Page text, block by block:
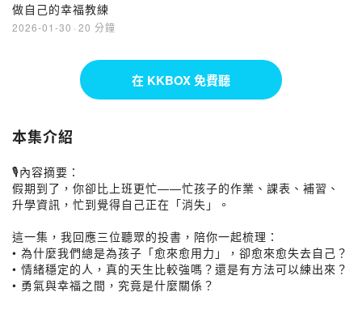
做自己的幸福教練
2026-01-30 · 20 分鐘
在 KKBOX 免費聽
本集介紹
🎙內容摘要：
假期到了，你卻比上班更忙——忙孩子的作業、課表、補習、
升學資訊，忙到覺得自己正在「消失」。
這一集，我回應三位聽眾的投書，陪你一起梳理：
• 為什麼我們總是為孩子「愈來愈用力」，卻愈來愈失去自己？
• 情緒穩定的人，真的天生比較強嗎？還是有方法可以練出來？
• 勇氣與幸福之間，究竟是什麼關係？